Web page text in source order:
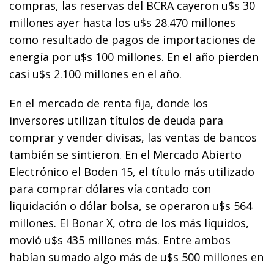
compras, las reservas del BCRA cayeron u$s 30
millones ayer hasta los u$s 28.470 millones
como resultado de pagos de importaciones de
energía por u$s 100 millones. En el año pierden
casi u$s 2.100 millones en el año.
En el mercado de renta fija, donde los
inversores utilizan títulos de deuda para
comprar y vender divisas, las ventas de bancos
también se sintieron. En el Mercado Abierto
Electrónico el Boden 15, el título más utilizado
para comprar dólares vía contado con
liquidación o dólar bolsa, se operaron u$s 564
millones. El Bonar X, otro de los más líquidos,
movió u$s 435 millones más. Entre ambos
habían sumado algo más de u$s 500 millones en